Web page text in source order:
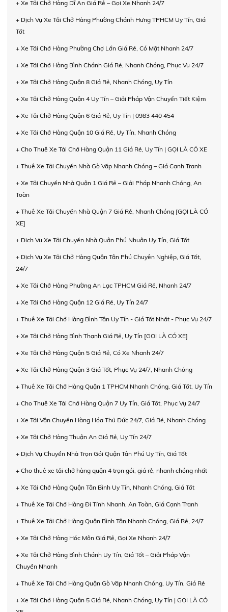
+ Xe Tải Chở Hàng Dĩ An Giá Rẻ – Gọi Xe Nhanh 24/7
+ Dịch Vụ Xe Tải Chở Hàng Phường Chánh Hưng TPHCM Uy Tín, Giá
Tốt
+ Xe Tải Chở Hàng Phường Chợ Lớn Giá Rẻ, Có Mặt Nhanh 24/7
+ Xe Tải Chở Hàng Bình Chánh Giá Rẻ, Nhanh Chóng, Phục Vụ 24/7
+ Xe Tải Chở Hàng Quận 8 Giá Rẻ, Nhanh Chóng, Uy Tín
+ Xe Tải Chở Hàng Quận 4 Uy Tín – Giải Pháp Vận Chuyển Tiết Kiệm
+ Xe Tải Chở Hàng Quận 6 Giá Rẻ, Uy Tín | 0983 440 454
+ Xe Tải Chở Hàng Quận 10 Giá Rẻ, Uy Tín, Nhanh Chóng
+ Cho Thuê Xe Tải Chở Hàng Quận 11 Giá Rẻ, Uy Tín | GỌI LÀ CÓ XE
+ Thuê Xe Tải Chuyển Nhà Gò Vấp Nhanh Chóng – Giá Cạnh Tranh
+ Xe Tải Chuyển Nhà Quận 1 Giá Rẻ – Giải Pháp Nhanh Chóng, An
Toàn
+ Thuê Xe Tải Chuyển Nhà Quận 7 Giá Rẻ, Nhanh Chóng [GỌI LÀ CÓ
XE]
+ Dịch Vụ Xe Tải Chuyển Nhà Quận Phú Nhuận Uy Tín, Giá Tốt
+ Dịch Vụ Xe Tải Chở Hàng Quận Tân Phú Chuyên Nghiệp, Giá Tốt,
24/7
+ Xe Tải Chở Hàng Phường An Lạc TPHCM Giá Rẻ, Nhanh 24/7
+ Xe Tải Chở Hàng Quận 12 Giá Rẻ, Uy Tín 24/7
+ Thuê Xe Tải Chở Hàng Bình Tân Uy Tín - Giá Tốt Nhất - Phục Vụ 24/7
+ Xe Tải Chở Hàng Bình Thạnh Giá Rẻ, Uy Tín [GỌI LÀ CÓ XE]
+ Xe Tải Chở Hàng Quận 5 Giá Rẻ, Có Xe Nhanh 24/7
+ Xe Tải Chở Hàng Quận 3 Giá Tốt, Phục Vụ 24/7, Nhanh Chóng
+ Thuê Xe Tải Chở Hàng Quận 1 TPHCM Nhanh Chóng, Giá Tốt, Uy Tín
+ Cho Thuê Xe Tải Chở Hàng Quận 7 Uy Tín, Giá Tốt, Phục Vụ 24/7
+ Xe Tải Vận Chuyển Hàng Hóa Thủ Đức 24/7, Giá Rẻ, Nhanh Chóng
+ Xe Tải Chở Hàng Thuận An Giá Rẻ, Uy Tín 24/7
+ Dịch Vụ Chuyển Nhà Trọn Gói Quận Tân Phú Uy Tín, Giá Tốt
+ Cho thuê xe tải chở hàng quận 4 trọn gói, giá rẻ, nhanh chóng nhất
+ Xe Tải Chở Hàng Quận Tân Bình Uy Tín, Nhanh Chóng, Giá Tốt
+ Thuê Xe Tải Chở Hàng Đi Tỉnh Nhanh, An Toàn, Giá Cạnh Tranh
+ Thuê Xe Tải Chở Hàng Quận Bình Tân Nhanh Chóng, Giá Rẻ, 24/7
+ Xe Tải Chở Hàng Hóc Môn Giá Rẻ, Gọi Xe Nhanh 24/7
+ Xe Tải Chở Hàng Bình Chánh Uy Tín, Giá Tốt – Giải Pháp Vận
Chuyển Nhanh
+ Thuê Xe Tải Chở Hàng Quận Gò Vấp Nhanh Chóng, Uy Tín, Giá Rẻ
+ Xe Tải Chở Hàng Quận 5 Giá Rẻ, Nhanh Chóng, Uy Tín | GỌI LÀ CÓ